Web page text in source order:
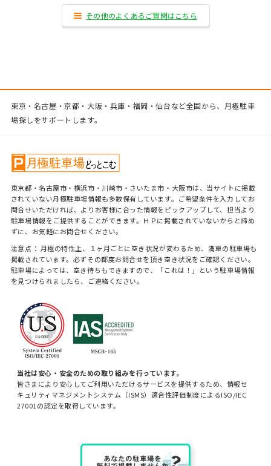
その他のよくあるご質問はこちら
東京・名古屋・京都・大阪・兵庫・福岡・仙台など全国から、月極駐車
場探しをサポートします。
東京都・名古屋市・横浜市・川崎市・さいたま市・大阪市は、当サイトに掲載
されていない月極駐車場情報も多数保有しています。ご希望条件を入力してお
問合せいただければ、よりお客様に合った情報をピックアップして、担当より
駐車場情報をご提供することができます。ＨＰに掲載されていないからと諦め
ずに、お気軽にお問合せください。
注意点： 月極の特性上、１ヶ月ごとに空き状況が変わるため、満車の駐車場も
掲載されています。必ずその都度お問合せを頂き空き状況をご確認ください。
駐車場によっては、空き待ちもできますので、「これは！」という駐車場情報
を見つけられましたら、ご連絡ください。
当社は安心・安全のための取り組みを行っています。
皆さまにより安心してご利用いただけるサービスを提供するため、情報セ
キュリティマネジメントシステム（ISMS）適合性評価制度によるISO/IEC
27001の認定を取得しています。